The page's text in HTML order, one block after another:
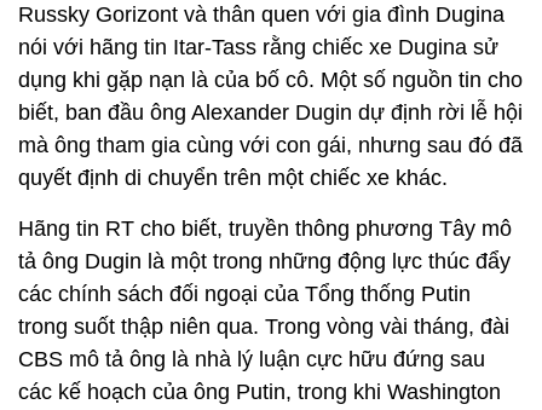
Russky Gorizont và thân quen với gia đình Dugina
nói với hãng tin Itar-Tass rằng chiếc xe Dugina sử
dụng khi gặp nạn là của bố cô. Một số nguồn tin cho
biết, ban đầu ông Alexander Dugin dự định rời lễ hội
mà ông tham gia cùng với con gái, nhưng sau đó đã
quyết định di chuyển trên một chiếc xe khác.
Hãng tin RT cho biết, truyền thông phương Tây mô
tả ông Dugin là một trong những động lực thúc đẩy
các chính sách đối ngoại của Tổng thống Putin
trong suốt thập niên qua. Trong vòng vài tháng, đài
CBS mô tả ông là nhà lý luận cực hữu đứng sau
các kế hoạch của ông Putin, trong khi Washington